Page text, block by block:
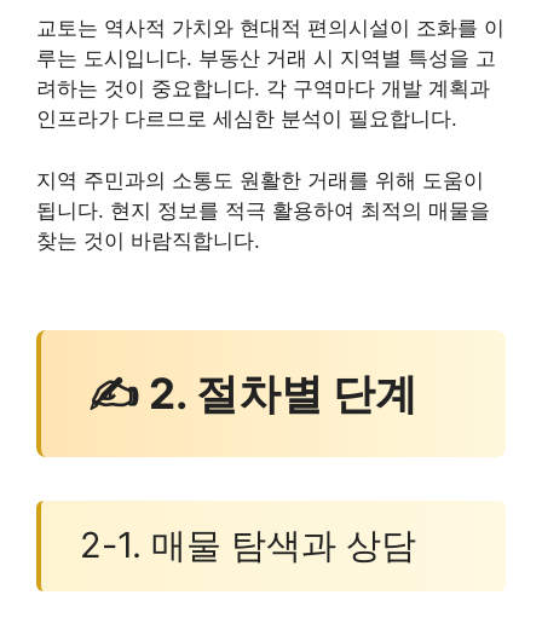
교토는 역사적 가치와 현대적 편의시설이 조화를 이
루는 도시입니다. 부동산 거래 시 지역별 특성을 고
려하는 것이 중요합니다. 각 구역마다 개발 계획과
인프라가 다르므로 세심한 분석이 필요합니다.
지역 주민과의 소통도 원활한 거래를 위해 도움이
됩니다. 현지 정보를 적극 활용하여 최적의 매물을
찾는 것이 바람직합니다.
✍ 2. 절차별 단계
2-1. 매물 탐색과 상담